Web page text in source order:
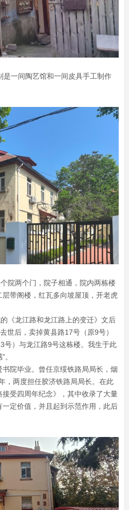
一间陶艺馆和一间皮具手工制作
院两个门，院子相通，院内两栋楼
带阁楼，红瓦多向坡屋顶，开老虎
《龙江路和龙江路上的变迁》文后
世后，卖掉黄县路17号（原9号）
号）与龙江路9号这栋楼。我生于此
。
院毕业。曾任京绥铁路局局长，烟
，两度担任胶济铁路局局长。在此
受四周年纪念》，其中收录了大量
定价值，并且起到示范作用，此后